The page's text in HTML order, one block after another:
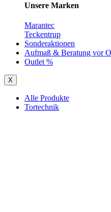
Unsere Marken
Marantec
Teckentrup
Sonderaktionen
Aufmaß & Beratung vor
Outlet %
X
Alle Produkte
Tortechnik